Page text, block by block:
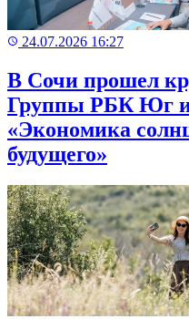
24.07.2026 16:27
В Сочи прошел
Группы РБК Юг
«Экономика
будущего»